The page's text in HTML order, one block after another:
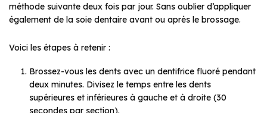
méthode suivante deux fois par jour. Sans oublier d’appliquer
également de la soie dentaire avant ou après le brossage.
Voici les étapes à retenir :
Brossez-vous les dents avec un dentifrice fluoré pendant
deux minutes. Divisez le temps entre les dents
supérieures et inférieures à gauche et à droite (30
secondes par section).